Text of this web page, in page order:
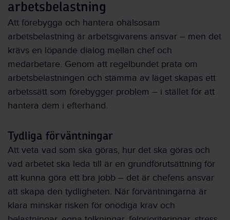
arbetsbelastning
Att förebygga och hantera ohälsosam
arbetsbelastning är arbetsgivarens ansvar – men det
krävs en löpande dialog mellan chef och
medarbetare. Genom att regelbundet prata om
arbetsbelastningen och stämma av läget skapas ett
arbetssätt som förebygger problem – i stället för att
hantera dem i efterhand.
Tydliga förväntningar
Att veta vad som ska göras, hur det ska göras och
vad arbetet ska leda till är en grundförutsättning för
att kunna göra ett bra jobb – det är chefens ansvar
att skapa den tydligheten. När förväntningarna är
klara minskar risken för onödiga krav och